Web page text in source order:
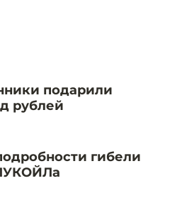
подарили
рублей
гибели